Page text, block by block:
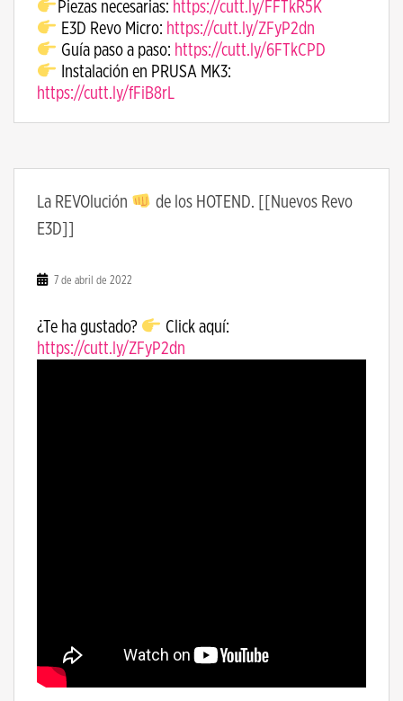
Piezas necesarias: https://cutt.ly/FFTkR5K
E3D Revo Micro: https://cutt.ly/ZFyP2dn
Guía paso a paso: https://cutt.ly/6FTkCPD
Instalación en PRUSA MK3:
https://cutt.ly/fFiB8rL
La REVOlución
de los HOTEND. [[Nuevos Revo
E3D]]
7 de abril de 2022
¿Te ha gustado?
Click aquí:
https://cutt.ly/ZFyP2dn